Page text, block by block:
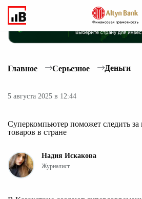
Главное Серьезное Деньги
5 августа 2025 в 12:44
Суперкомпьютер поможет следить
товаров в стране
Надия Искакова
Журналист